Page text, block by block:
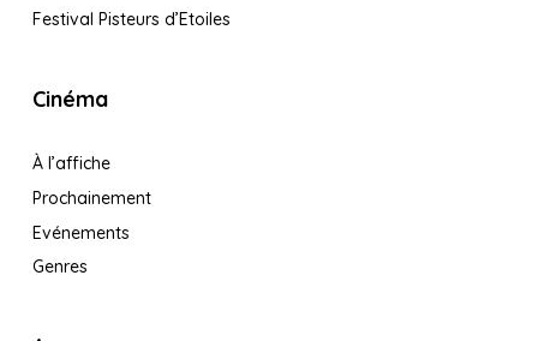
Festival Pisteurs d’Etoiles
Cinéma
À l’affiche
Prochainement
Evénements
Genres